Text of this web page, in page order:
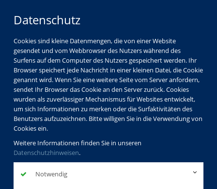
Datenschutz
Cookies sind kleine Datenmengen, die von einer Website
gesendet und vom Webbrowser des Nutzers während des
Surfens auf dem Computer des Nutzers gespeichert werden. Ihr
Browser speichert jede Nachricht in einer kleinen Datei, die Cookie
genannt wird. Wenn Sie eine weitere Seite vom Server anfordern,
sendet Ihr Browser das Cookie an den Server zurück. Cookies
wurden als zuverlässiger Mechanismus für Websites entwickelt,
um sich Informationen zu merken oder die Surfaktivitäten des
Benutzers aufzuzeichnen. Bitte willigen Sie in die Verwendung von
Cookies ein.
Weitere Informationen finden Sie in unseren
Datenschutzhinweisen.
Notwendig